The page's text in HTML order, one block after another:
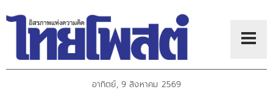
อาทิตย์, 9 สิงหาคม 2569